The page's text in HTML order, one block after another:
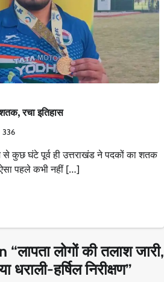
रचा इतिहास
336
से कुछ घंटे पूर्व ही उत्तराखंड ने पदकों का शतक
पहले कभी नहीं […]
“लापता लोगों की तलाश जारी,
धराली-हर्षिल निरीक्षण”